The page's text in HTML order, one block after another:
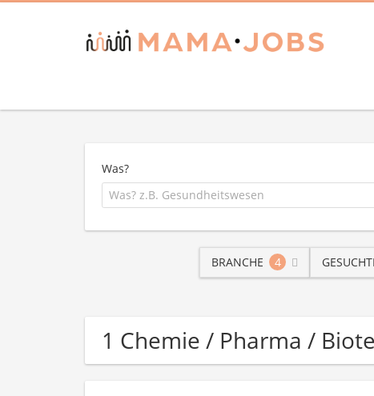
Was?
BRANCHE 4
1 Chemie / Pharma /